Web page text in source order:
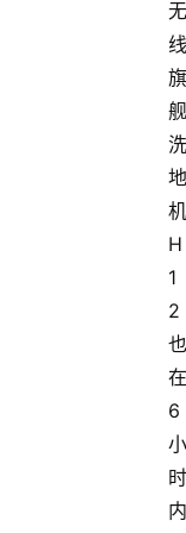
无
线
旗
舰
洗
地
机
H
1
2
也
在
6
小
时
内